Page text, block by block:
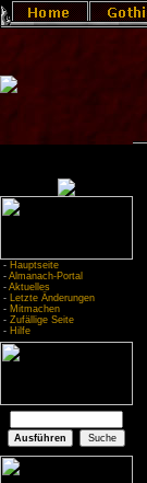
- Hauptseite
- Almanach-Portal
- Aktuelles
- Letzte Änderungen
- Mitmachen
- Zufällige Seite
- Hilfe